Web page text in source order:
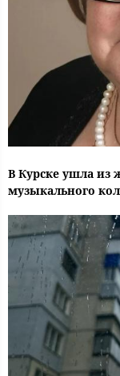
В Курске ушла
музыкального